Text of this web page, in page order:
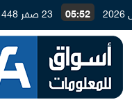
05:52 23 صفر 1448